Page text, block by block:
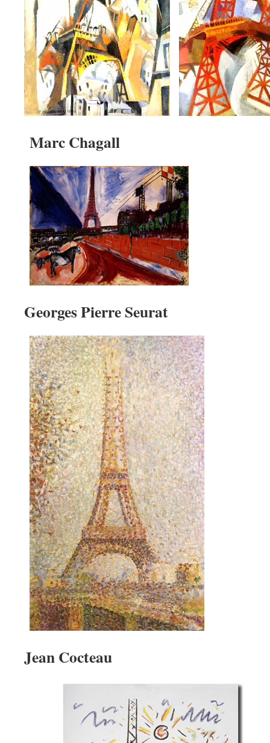
Marc Chagall
Georges Pierre Seurat
Jean Cocteau